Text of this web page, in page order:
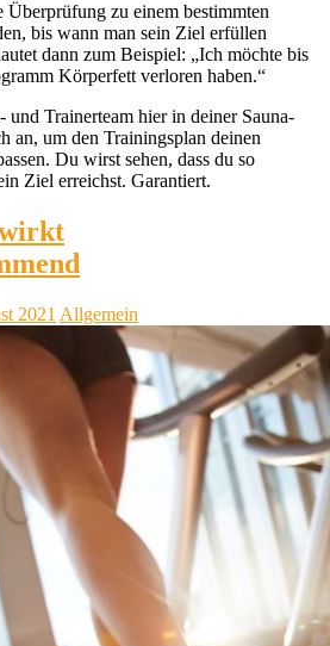
Überprüfung zu einem bestimmten
bis wann man sein Ziel erfüllen
dann zum Beispiel: „Ich möchte bis
Körperfett verloren haben.“
und Trainerteam hierin deiner Sauna-
an, um den Trainingsplan deinen
Du wirst sehen, dass du so
Ziel erreichst. Garantiert.
2021 Allgemein